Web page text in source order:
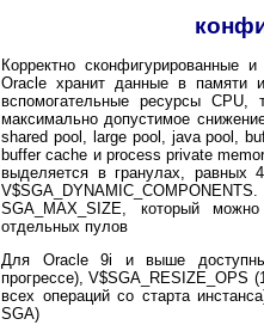
Корректно сконфигурированные
Oracle хранит данные в памяти
вспомогательные ресурсы CPU,
максимально допустимое
shared pool, large pool, java pool,
buffer cache и process private
выделяется в гранулах,
SGA_MAX_SIZE, который
отдельных пулов
Для Oracle 9i и выше доступны
прогрессе), V$SGA_RESIZE_OPS
всех операций со старта
SGA)